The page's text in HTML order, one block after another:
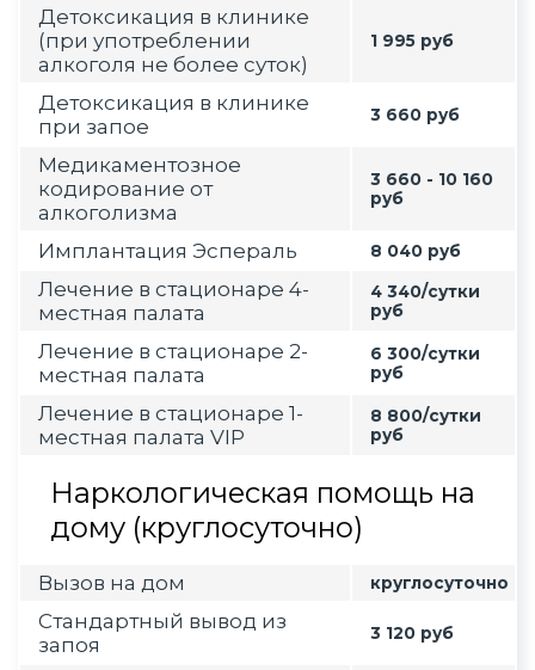
Детоксикация в клинике
(при употреблении
алкоголя не более суток)
1 995 руб
Детоксикация в клинике
при запое
3 660 руб
Медикаментозное
кодирование от
алкоголизма
3 660 - 10 160
руб
Имплантация Эспераль 8 040 руб
Лечение в стационаре 4-
местная палата
4 340/сутки
руб
Лечение в стационаре 2-
местная палата
6 300/сутки
руб
Лечение в стационаре 1-
местная палата VIP
8 800/сутки
руб
Наркологическая помощь на
дому (круглосуточно)
Вызов на дом круглосуточно
Стандартный вывод из
запоя
3 120 руб